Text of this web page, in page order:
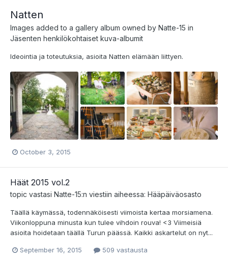
Natten
Images added to a gallery album owned by Natte-15 in
Jäsenten henkilökohtaiset kuva-albumit
Ideointia ja toteutuksia, asioita Natten elämään liittyen.
October 3, 2015
Häät 2015 vol.2
topic vastasi Natte-15:n viestiin aiheessa: Hääpäiväosasto
Täällä käymässä, todennäköisesti viimoista kertaa morsiamena.
Viikonloppuna minusta kun tulee vihdoin rouva! <3 Viimeisiä
asioita hoidetaan täällä Turun päässä. Kaikki askartelut on nyt...
September 16, 2015 509 vastausta